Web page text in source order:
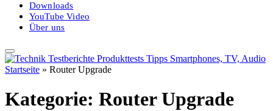
Downloads
YouTube Video
Über uns
Startseite » Router Upgrade
Kategorie: Router Upgrade